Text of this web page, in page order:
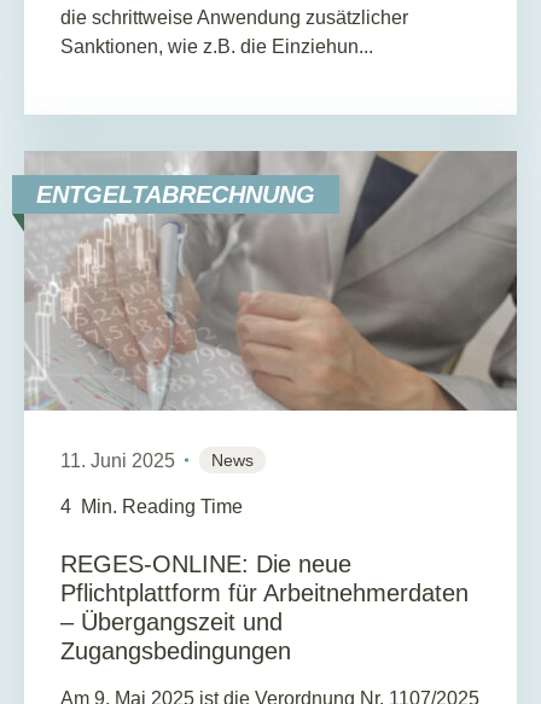
die schrittweise Anwendung zusätzlicher
Sanktionen, wie z.B. die Einziehun...
ENTGELTABRECHNUNG
11. Juni 2025 News
4 Min. Reading Time
REGES-ONLINE: Die neue
Pflichtplattform für Arbeitnehmerdaten
– Übergangszeit und
Zugangsbedingungen
Am 9. Mai 2025 ist die Verordnung Nr. 1107/2025